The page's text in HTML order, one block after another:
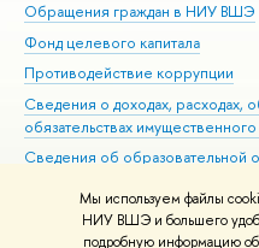
Мы используем файлы
НИУ ВШЭ и большего
подробную информацию
Обращения граждан в НИУ ВШЭ
Фонд целевого капитала
Противодействие коррупции
Сведения о доходах, расходах,
обязательствах
Сведения об образовательной
Людям с ограниченными
Единая платежная страница